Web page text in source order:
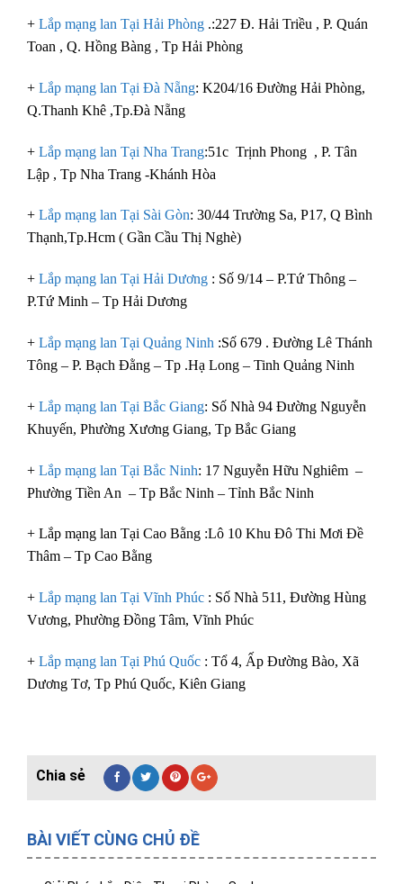
+ Lắp mạng lan Tại Hải Phòng .:227 Đ. Hải Triều , P. Quán
Toan , Q. Hồng Bàng , Tp Hải Phòng
+ Lắp mạng lan Tại Đà Nẵng: K204/16 Đường Hải Phòng,
Q.Thanh Khê ,Tp.Đà Nẵng
+ Lắp mạng lan Tại Nha Trang:51c Trịnh Phong , P. Tân
Lập , Tp Nha Trang -Khánh Hòa
+ Lắp mạng lan Tại Sài Gòn: 30/44 Trường Sa, P17, Q Bình
Thạnh,Tp.Hcm ( Gần Cầu Thị Nghè)
+ Lắp mạng lan Tại Hải Dương : Số 9/14 – P.Tứ Thông –
P.Tứ Minh – Tp Hải Dương
+ Lắp mạng lan Tại Quảng Ninh :Số 679 . Đường Lê Thánh
Tông – P. Bạch Đằng – Tp .Hạ Long – Tinh Quảng Ninh
+ Lắp mạng lan Tại Bắc Giang: Số Nhà 94 Đường Nguyễn
Khuyến, Phường Xương Giang, Tp Bắc Giang
+ Lắp mạng lan Tại Bắc Ninh: 17 Nguyễn Hữu Nghiêm –
Phường Tiền An – Tp Bắc Ninh – Tỉnh Bắc Ninh
+ Lắp mạng lan Tại Cao Bằng :Lô 10 Khu Đô Thi Mơi Đề
Thâm – Tp Cao Bằng
+ Lắp mạng lan Tại Vĩnh Phúc : Số Nhà 511, Đường Hùng
Vương, Phường Đồng Tâm, Vĩnh Phúc
+ Lắp mạng lan Tại Phú Quốc : Tổ 4, Ấp Đường Bào, Xã
Dương Tơ, Tp Phú Quốc, Kiên Giang
BÀI VIẾT CÙNG CHỦ ĐỀ